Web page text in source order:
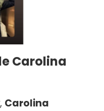
Carolina
, Carolina